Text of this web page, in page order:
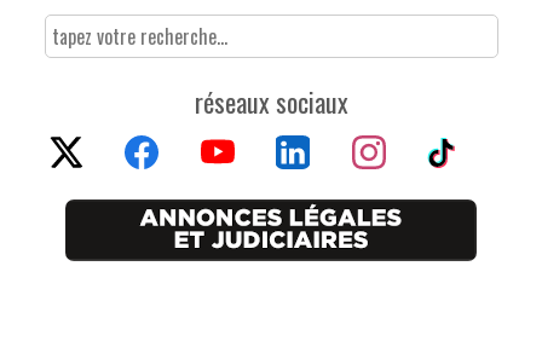
réseaux sociaux